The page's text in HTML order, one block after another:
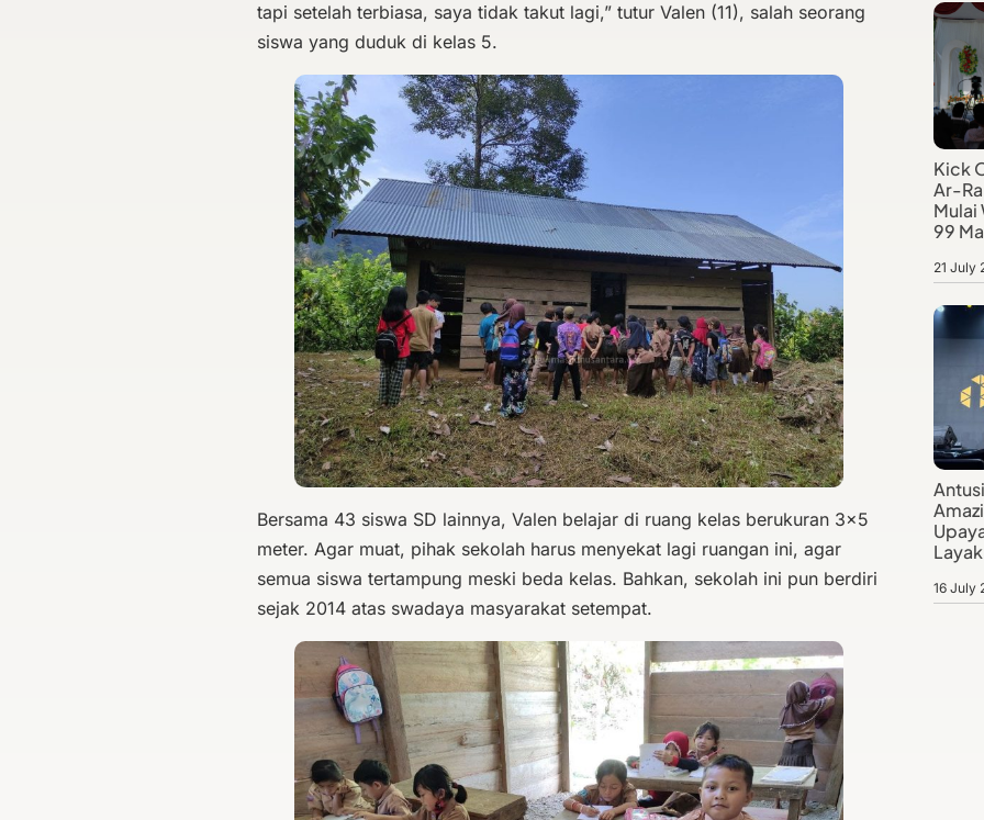
tapi setelah terbiasa, saya tidak takut lagi,” tutur Valen (11), salah seorang
siswa yang duduk di kelas 5.
Bersama 43 siswa SD lainnya, Valen belajar di ruang kelas berukuran 3×5
meter. Agar muat, pihak sekolah harus menyekat lagi ruangan ini, agar
semua siswa tertampung meski beda kelas. Bahkan, sekolah ini pun berdiri
sejak 2014 atas swadaya masyarakat setempat.
Kick
Ar-
Mulai
99
21 July
16 July